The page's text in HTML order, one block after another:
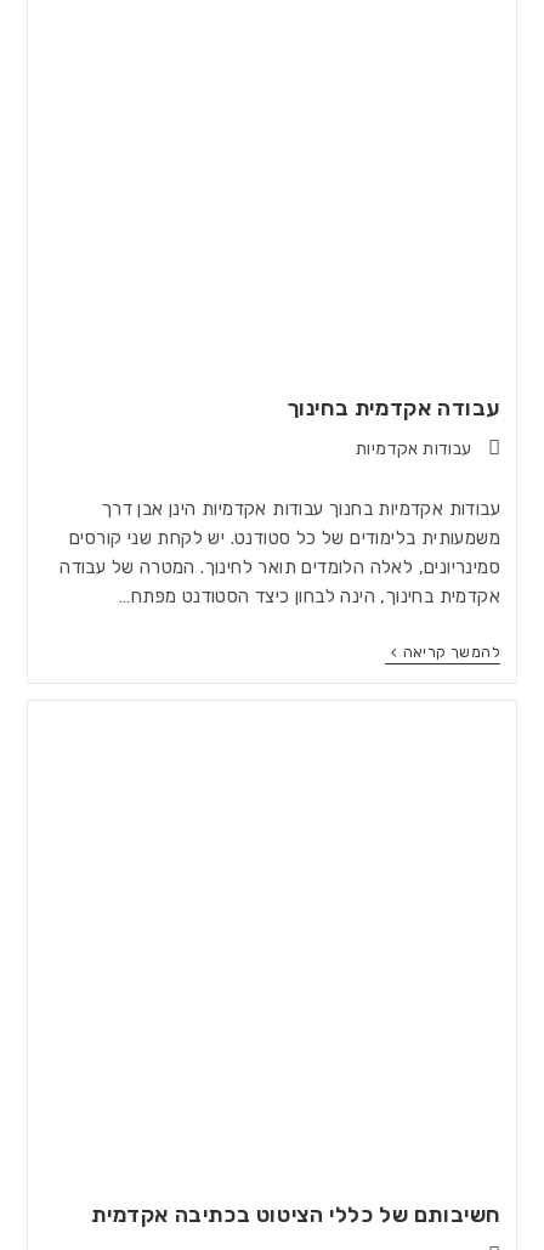
עבודה אקדמית בחינוך
עבודות אקדמיות
עבודות אקדמיות בחנוך עבודות אקדמיות הינן אבן דרך
משמעותית בלימודים של כל סטודנט. יש לקחת שני קורסים
סמינריונים, לאלה הלומדים תואר לחינוך. המטרה של עבודה
אקדמית בחינוך, הינה לבחון כיצד הסטודנט מפתח…
להמשך קריאה
חשיבותם של כללי הציטוט בכתיבה אקדמית